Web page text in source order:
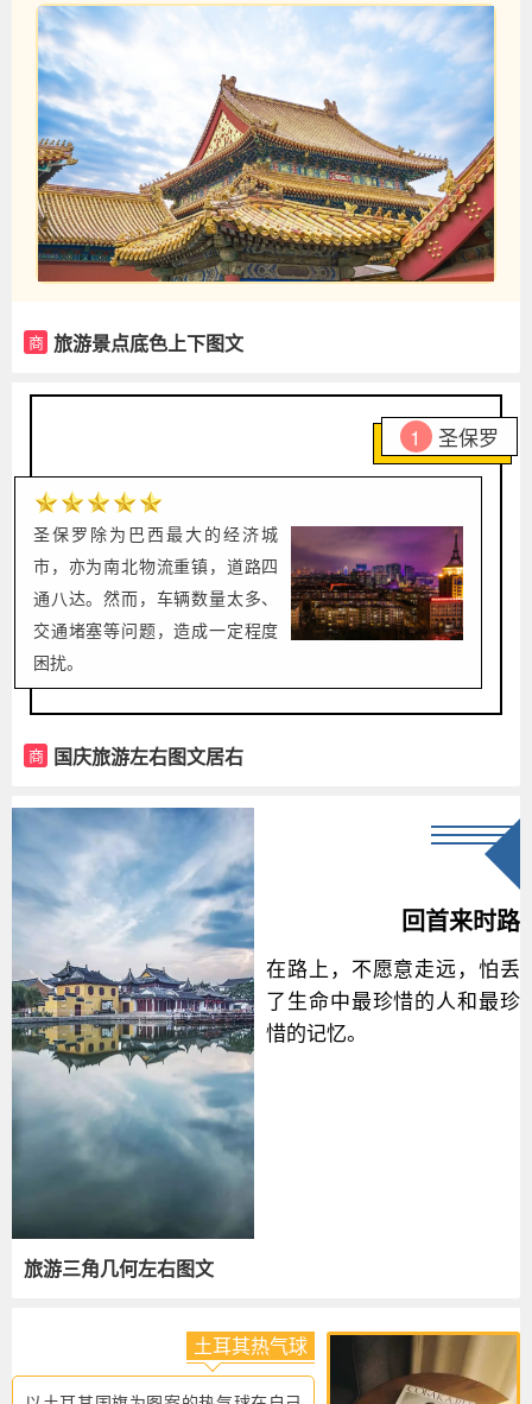
商 旅游景点底色上下图文
1 圣保罗
圣保罗除为巴西最大的经济城
市，亦为南北物流重镇，道路四
通八达。然而，车辆数量太多、
交通堵塞等问题，造成一定程度
困扰。
商 国庆旅游左右图文居右
回首来时路
在路上，不愿意走远，怕丢
了生命中最珍惜的人和最珍
惜的记忆。
旅游三角几何左右图文
土耳其热气球